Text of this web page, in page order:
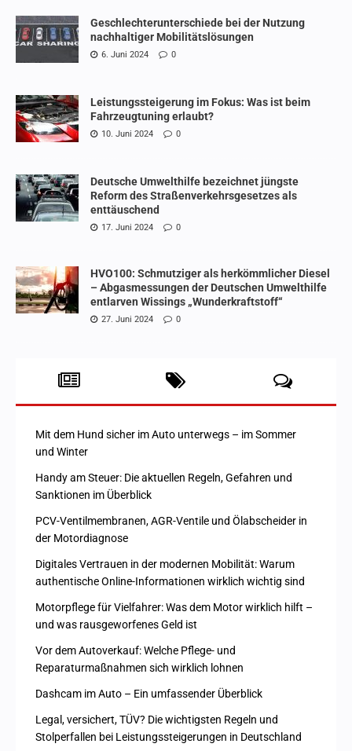
Geschlechterunterschiede bei der Nutzung
nachhaltiger Mobilitätslösungen
6. Juni 2024 0
Leistungssteigerung im Fokus: Was ist beim
Fahrzeugtuning erlaubt?
10. Juni 2024 0
Deutsche Umwelthilfe bezeichnet jüngste
Reform des Straßenverkehrsgesetzes als
enttäuschend
17. Juni 2024 0
HVO100: Schmutziger als herkömmlicher Diesel
– Abgasmessungen der Deutschen Umwelthilfe
entlarven Wissings „Wunderkraftstoff“
27. Juni 2024 0
Mit dem Hund sicher im Auto unterwegs – im Sommer
und Winter
Handy am Steuer: Die aktuellen Regeln, Gefahren und
Sanktionen im Überblick
PCV-Ventilmembranen, AGR-Ventile und Ölabscheider in
der Motordiagnose
Digitales Vertrauen in der modernen Mobilität: Warum
authentische Online-Informationen wirklich wichtig sind
Motorpflege für Vielfahrer: Was dem Motor wirklich hilft –
und was rausgeworfenes Geld ist
Vor dem Autoverkauf: Welche Pflege- und
Reparaturmaßnahmen sich wirklich lohnen
Dashcam im Auto – Ein umfassender Überblick
Legal, versichert, TÜV? Die wichtigsten Regeln und
Stolperfallen bei Leistungssteigerungen in Deutschland